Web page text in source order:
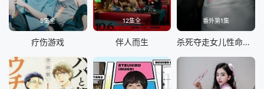
9集全
疗伤游戏
12集全
伴人而生
番外第1集
杀死夺走女儿性命的人是罪吗？